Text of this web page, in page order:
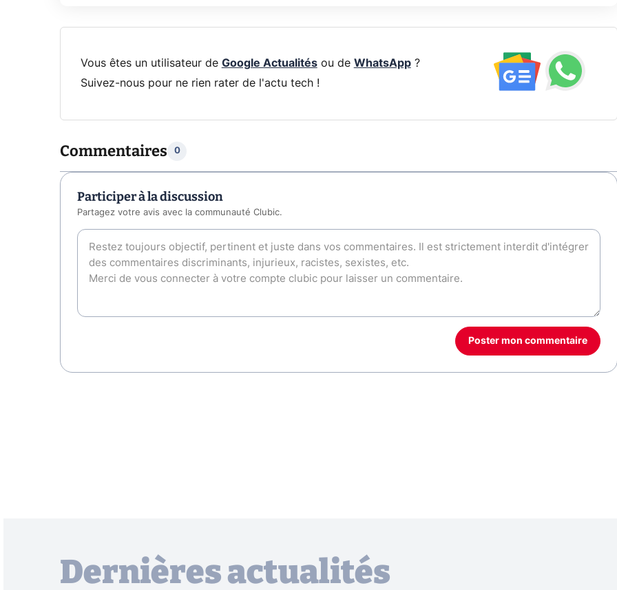
Vous êtes un utilisateur de Google Actualitésou de WhatsApp?
Suivez-nous pour ne rien rater de l'actu tech !
Commentaires 0
Participer à la discussion
Partagez votre avis avec la communauté Clubic.
Poster mon commentaire
Dernières actualités